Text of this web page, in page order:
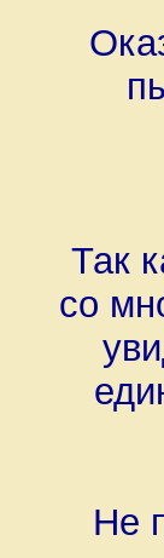
Так
со
Не